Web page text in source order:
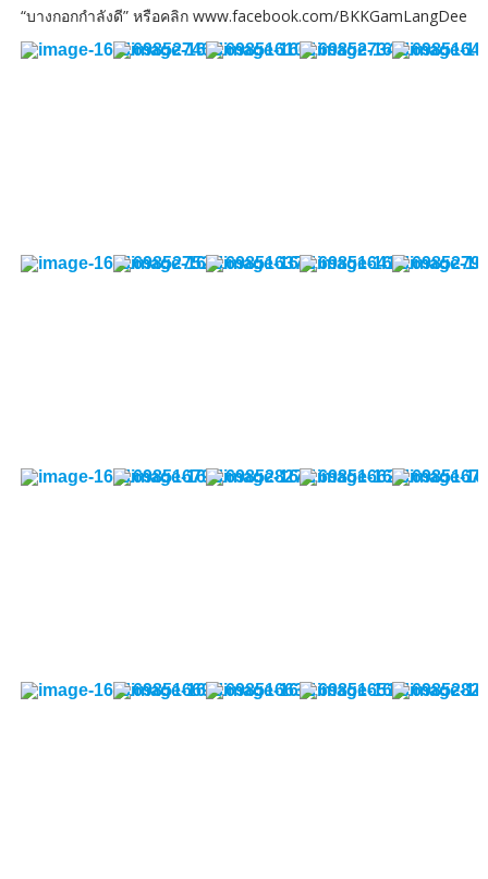
“บางกอกกำลังดี” หรือคลิก www.facebook.com/BKKGamLangDee